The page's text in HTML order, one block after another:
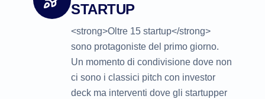
STARTUP
<strong>Oltre 15 startup</strong>
sono protagoniste del primo giorno.
Un momento di condivisione dove non
ci sono i classici pitch con investor
deck ma interventi dove gli startupper